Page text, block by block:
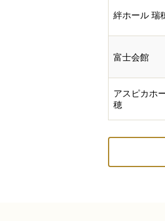
絆ホール 瑞
富士会館
アスピカホ
穂